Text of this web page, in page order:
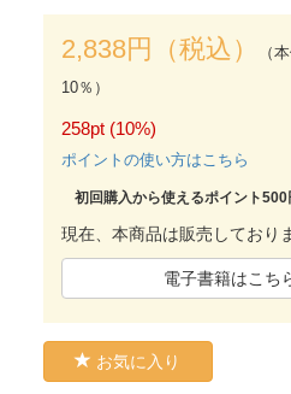
2,838円（税込）
（
10％）
258pt (10%)
ポイントの使い方はこちら
初回購入から使えるポイント500
現在、本商品は販売しており
電子書籍はこち
お気に入り